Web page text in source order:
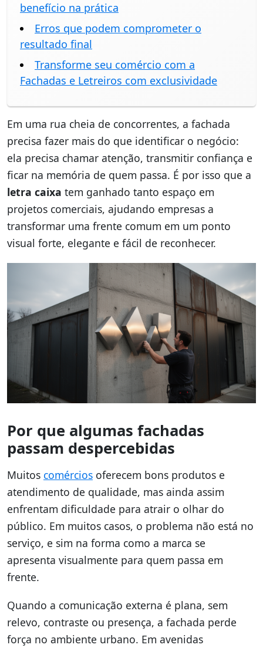
benefício na prática
Erros que podem comprometer o
resultado final
Transforme seu comércio com a
Fachadas e Letreiros com exclusividade
Em uma rua cheia de concorrentes, a fachada
precisa fazer mais do que identificar o negócio:
ela precisa chamar atenção, transmitir confiança e
ficar na memória de quem passa. É por isso que a
letra caixa tem ganhado tanto espaço em
projetos comerciais, ajudando empresas a
transformar uma frente comum em um ponto
visual forte, elegante e fácil de reconhecer.
Por que algumas fachadas
passam despercebidas
Muitos comércios oferecem bons produtos e
atendimento de qualidade, mas ainda assim
enfrentam dificuldade para atrair o olhar do
público. Em muitos casos, o problema não está no
serviço, e sim na forma como a marca se
apresenta visualmente para quem passa em
frente.
Quando a comunicação externa é plana, sem
relevo, contraste ou presença, a fachada perde
força no ambiente urbano. Em avenidas